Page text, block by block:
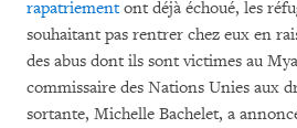
rapatriementont déjà échoué, les
souhaitant pas rentrer chez eux en
des abus dont ils sont victimes au
commissaire des Nations Unies aux
sortante, Michelle Bachelet, a